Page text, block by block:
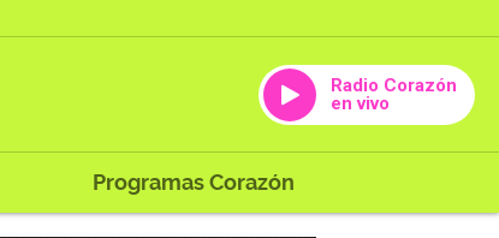
Radio Corazón
en vivo
Programas Corazón